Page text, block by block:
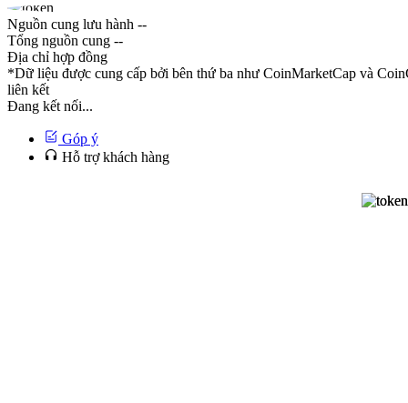
Nguồn cung lưu hành --
Tổng nguồn cung --
Địa chỉ hợp đồng
*Dữ liệu được cung cấp bởi bên thứ ba như CoinMarketCap và
liên kết
Đang kết nối...
Góp ý
Hỗ trợ khách hàng